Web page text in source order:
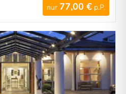
nur 77,00 € p.P.